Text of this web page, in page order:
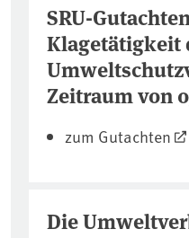
SRU-
Klagetätigkeit
Zeitraum von
zum Gutachten
Die